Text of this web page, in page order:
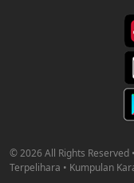
© 2026 All Rights Reserved
Terpelihara • Kumpulan